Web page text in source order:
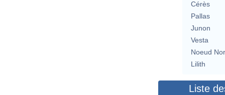
Cérès
Pallas
Junon
Vesta
Noeud
Lilith
Liste